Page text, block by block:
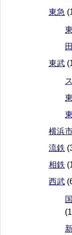
東急
東武
横浜
流鉄
相鉄
西武